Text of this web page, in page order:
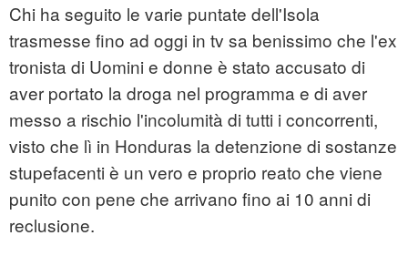
Chi ha seguito le varie puntate dell'Isola
trasmesse fino ad oggi in tv sa benissimo che l'ex
tronista di Uomini e donne è stato accusato di
aver portato la droga nel programma e di aver
messo a rischio l'incolumità di tutti i concorrenti,
visto che lì in Honduras la detenzione di sostanze
stupefacenti è un vero e proprio reato che viene
punito con pene che arrivano fino ai 10 anni di
reclusione.